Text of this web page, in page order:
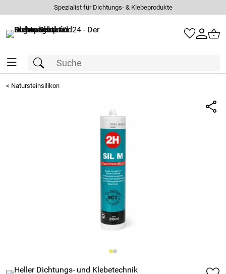
Spezialist für Dichtungs- & Klebeprodukte
< Natursteinsilikon